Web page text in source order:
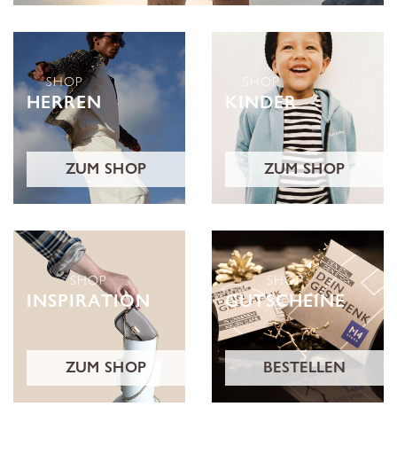
SHOP
HERREN
ZUM SHOP
SHOP
KINDER
ZUM SHOP
SHOP
INSPIRATION
ZUM SHOP
SHOP
GUTSCHEINE
BESTELLEN